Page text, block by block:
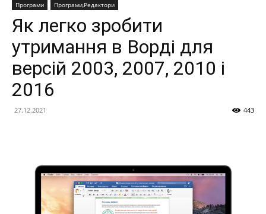
Програми Програми,Редактори
Як легко зробити
утримання в Ворді для
версій 2003, 2007, 2010 і
2016
27.12.2021 443